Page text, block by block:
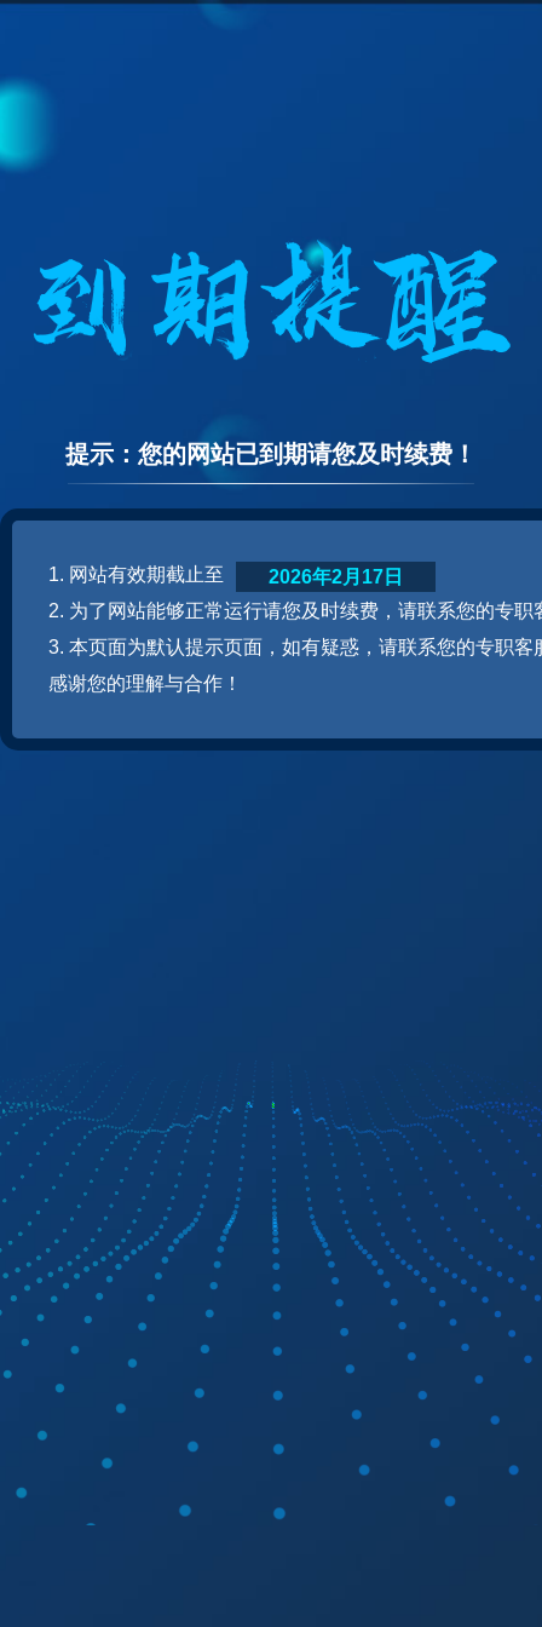
提示：您的网站已到期请您及时续费！
1. 网站有效期截止至
2. 为了网站能够正常运行请您及时续费，请联系您的专职
3. 本页面为默认提示页面，如有疑惑，请联系您的专职客
感谢您的理解与合作！
2026年2月17日